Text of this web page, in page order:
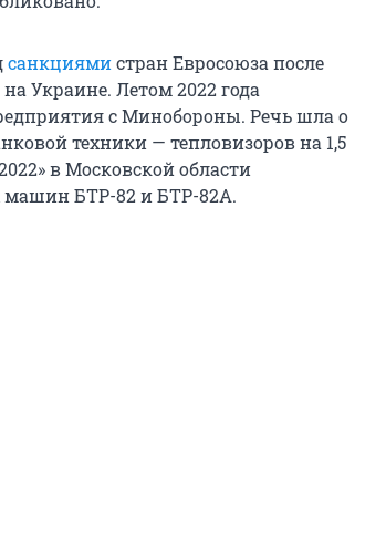
санкциямистран Евросоюза после
Украине. Летом 2022 года
с Минобороны. Речь шла о
техники — тепловизоров на 1,5
в Московской области
БТР-82 и БТР-82А.